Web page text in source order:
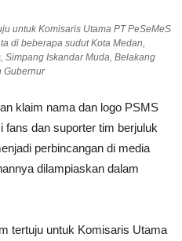
untuk Komisaris Utama PT PeSeMeS
di beberapa sudut Kota Medan,
Simpang Iskandar Muda, Belakang
Gubernur
klaim nama dan logo PSMS
fans dan suporter tim berjuluk
perbincangan di media
dilampiaskan dalam
tertuju untuk Komisaris Utama